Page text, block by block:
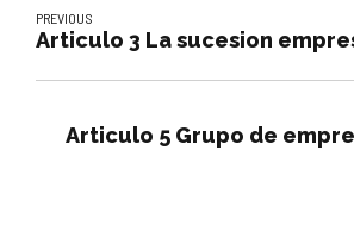
PREVIOUS
Articulo 3 La sucesion
Articulo 5 Grupo de